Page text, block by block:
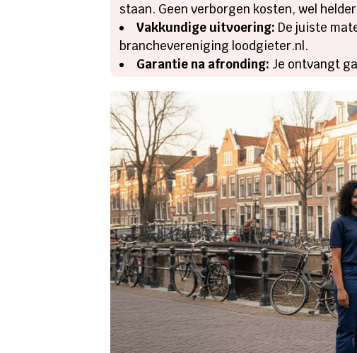
staan. Geen verborgen kosten, wel
Vakkundige uitvoering: De juiste
branchevereniging loodgieter.nl.
Garantie na afronding: Je ontvangt